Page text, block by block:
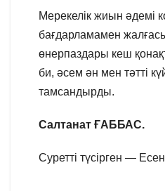
Мерекелік жиын әдемі
бағдарламамен
өнерпаздары кеш
би, әсем ән мен тәтті
тамсандырды.
Салтанат ҒАББАС.
Суретті түсірген —